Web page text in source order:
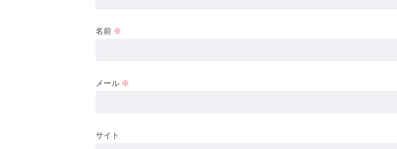
名前 ※
メール ※
サイト